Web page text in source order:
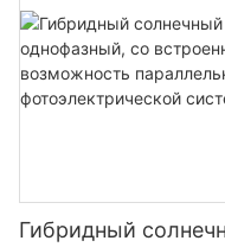
Гибридный